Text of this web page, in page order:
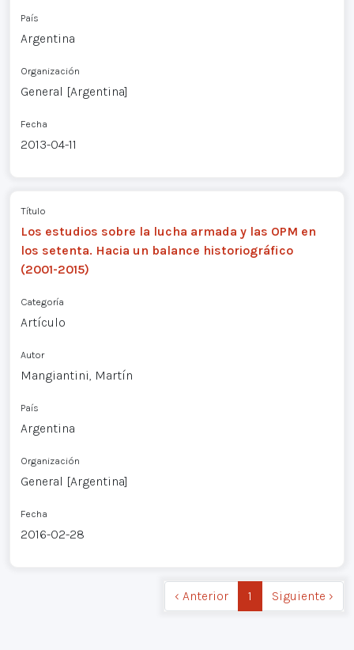
País
Argentina
Organización
General [Argentina]
Fecha
2013-04-11
Título
Los estudios sobre la lucha armada y las OPM en
los setenta. Hacia un balance historiográfico
(2001-2015)
Categoría
Artículo
Autor
Mangiantini, Martín
País
Argentina
Organización
General [Argentina]
Fecha
2016-02-28
‹ Anterior 1 Siguiente ›